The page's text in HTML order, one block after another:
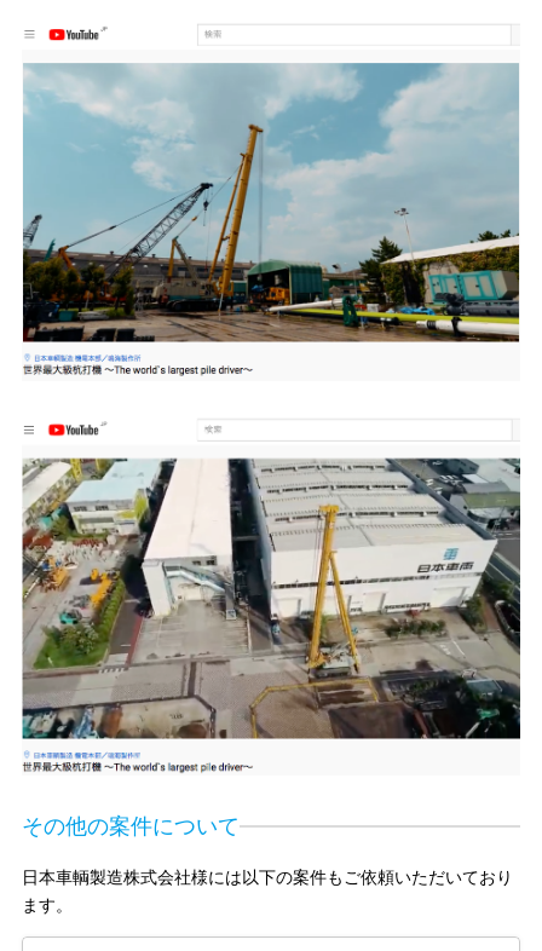
その他の案件について
日本車輌製造株式会社様には以下の案件もご依頼いただいており
ます。